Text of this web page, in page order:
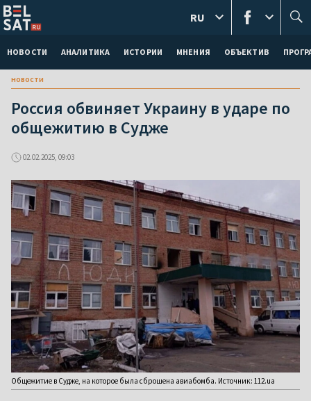
НОВОСТИ АНАЛИТИКА ИСТОРИИ МНЕНИЯ ОБЪЕКТИВ
RU
новости
Россия обвиняет Украину в ударе по
общежитию в Судже
02.02.2025, 09:03
Общежитие в Судже, на которое была сброшена авиабомба. Источник: 112.ua